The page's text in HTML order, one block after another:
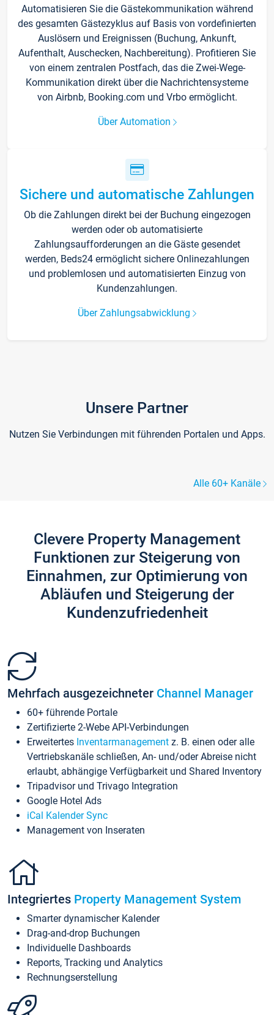
Automatisieren Sie die Gästekommunikation während
des gesamten Gästezyklus auf Basis von vordefinierten
Auslösern und Ereignissen (Buchung, Ankunft,
Aufenthalt, Auschecken, Nachbereitung). Profitieren Sie
von einem zentralen Postfach, das die Zwei-Wege-
Kommunikation direkt über die Nachrichtensysteme
von Airbnb, Booking.com und Vrbo ermöglicht.
Über Automation
Sichere und automatische Zahlungen
Ob die Zahlungen direkt bei der Buchung eingezogen
werden oder ob automatisierte
Zahlungsaufforderungen an die Gäste gesendet
werden, Beds24 ermöglicht sichere Onlinezahlungen
und problemlosen und automatisierten Einzug von
Kundenzahlungen.
Über Zahlungsabwicklung
Unsere Partner
Nutzen Sie Verbindungen mit führenden Portalen und Apps.
Alle 60+ Kanäle
Clevere Property Management
Funktionen zur Steigerung von
Einnahmen, zur Optimierung von
Abläufen und Steigerung der
Kundenzufriedenheit
Mehrfach ausgezeichneter Channel Manager
60+ führende Portale
Zertifizierte 2-Webe API-Verbindungen
Erweitertes Inventarmanagement z. B. einen oder alle
Vertriebskanäle schließen, An- und/oder Abreise nicht
erlaubt, abhängige Verfügbarkeit und Shared Inventory
Tripadvisor und Trivago Integration
Google Hotel Ads
iCal Kalender Sync
Management von Inseraten
Integriertes Property Management System
Smarter dynamischer Kalender
Drag-and-drop Buchungen
Individuelle Dashboards
Reports, Tracking und Analytics
Rechnungserstellung